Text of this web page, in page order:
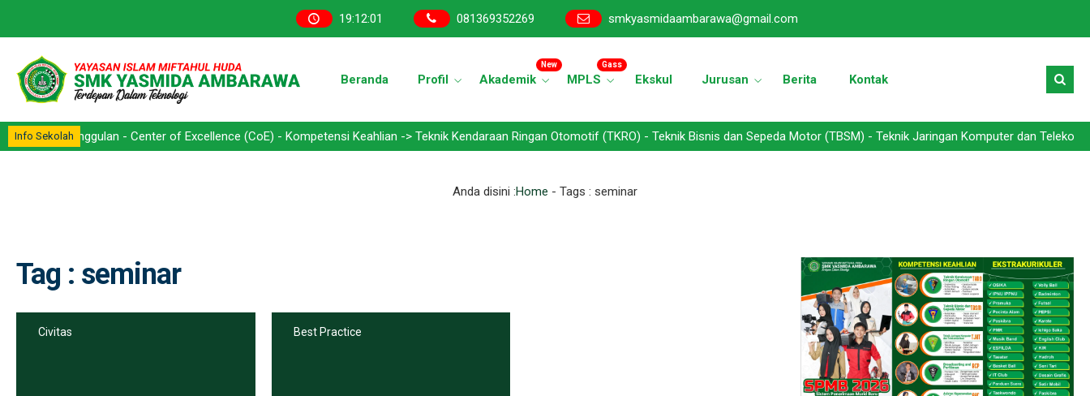
19:12:01 081369352269 smkyasmidaambarawa@gmail.com
Beranda Profil Akademik
New
MPLS
Gass
Ekskul Jurusan Berita Kontak
Info Sekolah
Keunggulan - Center of Excellence (CoE) - Kompetensi Keahlian -> Teknik Kendaraan Ringan Otomotif (TKRO) - Teknik Bisnis dan Sepeda Motor (TBSM) - Teknik Jaringan Komputer dan
Anda disini :Home - Tags : seminar
Tag : seminar
Civitas Best Practice